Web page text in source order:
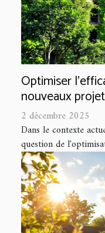
Optimiser
nouveaux
2 décembre 2025
Dans le contexte
question de